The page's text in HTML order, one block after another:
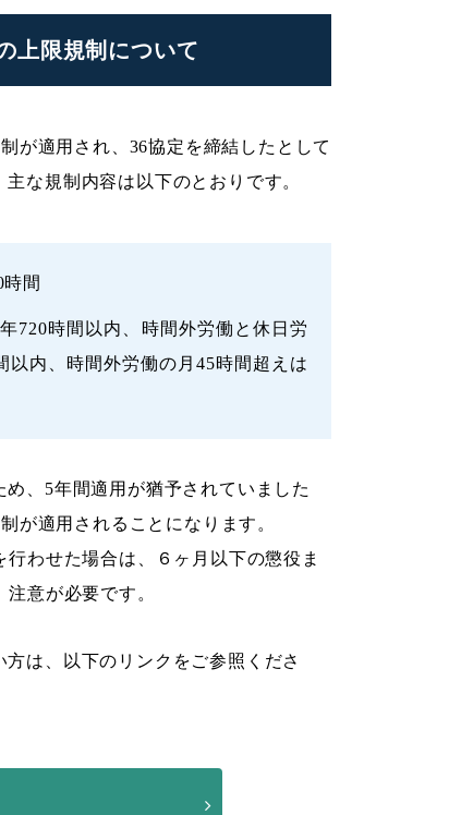
上限規制について
が適用され、36協定を締結したとして
な規制内容は以下のとおりです。
間
720時間以内、時間外労働と休日労
以内、時間外労働の⽉45時間超えは
、5年間適用が猶予されていました
が適用されることになります。
わせた場合は、６ヶ⽉以下の懲役ま
意が必要です。
は、以下のリンクをご参照くださ